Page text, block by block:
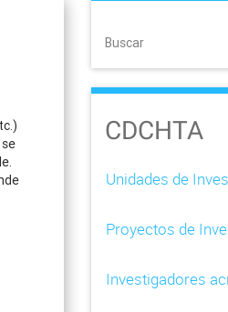
Buscar
CDCHTA
Unidades de
Proyectos de
Investigadores